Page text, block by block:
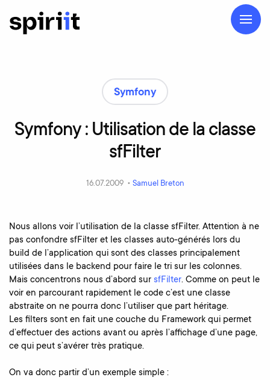
Symfony
Symfony : Utilisation de la classe
sfFilter
16.07.2009 • Samuel Breton
Nous allons voir l’utilisation de la classe sfFilter. Attention à ne
pas confondre sfFilter et les classes auto-générés lors du
build de l’application qui sont des classes principalement
utilisées dans le backend pour faire le tri sur les colonnes.
Mais concentrons nous d’abord sur sfFilter. Comme on peut le
voir en parcourant rapidement le code c’est une classe
abstraite on ne pourra donc l’utiliser que part héritage.
Les filters sont en fait une couche du Framework qui permet
d’effectuer des actions avant ou après l’affichage d’une page,
ce qui peut s’avérer très pratique.
On va donc partir d’un exemple simple :